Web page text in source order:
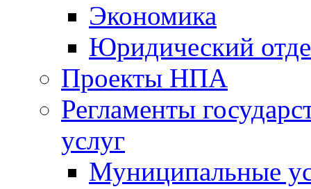
Экономика
Юридический
Проекты НПА
Регламенты
услуг
Муниципальные